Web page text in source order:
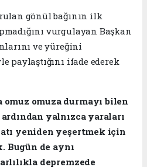
gönül bağının ilk
vurgulayan Başkan
ve yüreğini
paylaştığını ifade ederek
omuza durmayı bilen
yalnızca yaraları
yeniden yeşertmek için
Bugün de aynı
depremzede